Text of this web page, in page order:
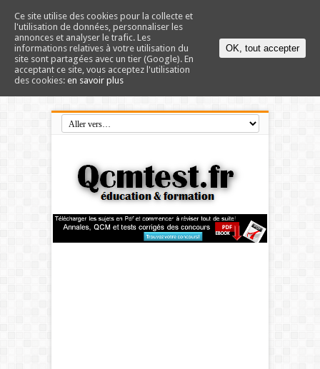
Ce site utilise des cookies pour la collecte et
l'utilisation de données, personnaliser les
annonces et analyser le trafic. Les
informations relatives à votre utilisation du
site sont partagées avec un tier (Google). En
acceptant ce site, vous acceptez l'utilisation
des cookies: en savoir plus
OK, tout accepter